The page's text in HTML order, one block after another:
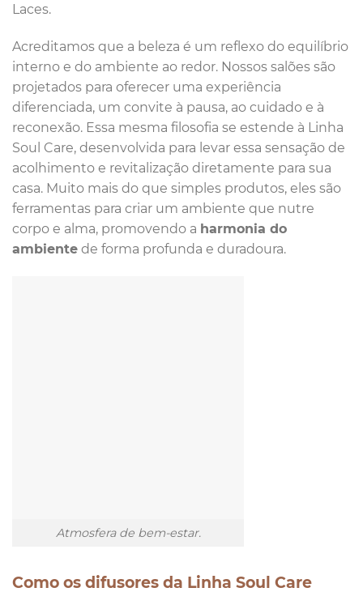
Laces.
Acreditamos que a beleza é um reflexo do equilíbrio
interno e do ambiente ao redor. Nossos salões são
projetados para oferecer uma experiência
diferenciada, um convite à pausa, ao cuidado e à
reconexão. Essa mesma filosofia se estende à Linha
Soul Care, desenvolvida para levar essa sensação de
acolhimento e revitalização diretamente para sua
casa. Muito mais do que simples produtos, eles são
ferramentas para criar um ambiente que nutre
corpo e alma, promovendo a harmonia do
ambiente de forma profunda e duradoura.
Atmosfera de bem-estar.
Como os difusores da Linha Soul Care